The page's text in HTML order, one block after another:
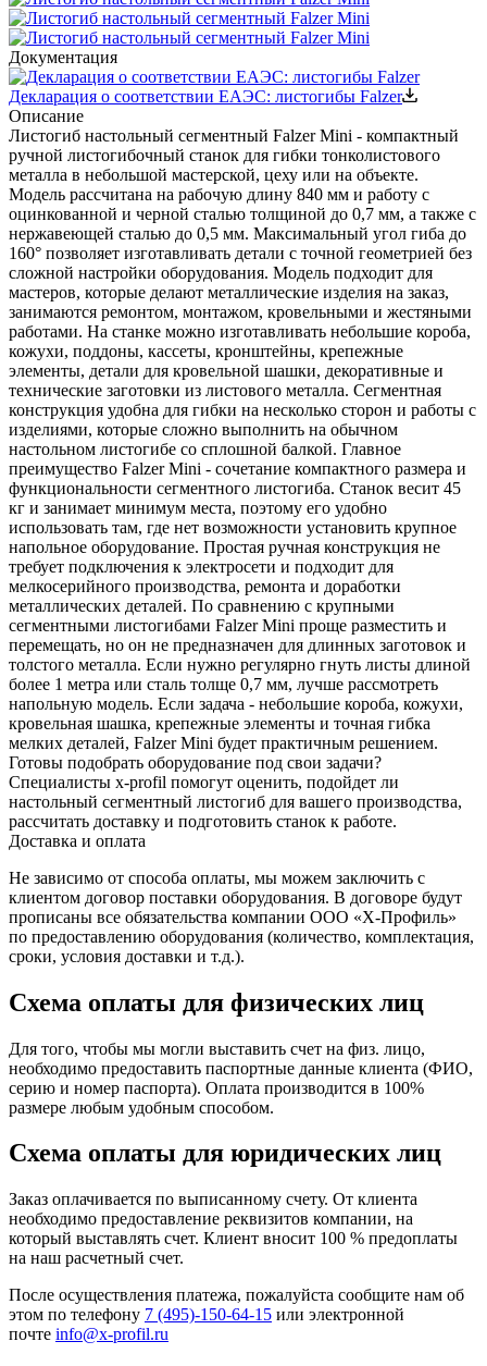
Документация
Декларация о соответствии ЕАЭС: листогибы Falzer
Описание
Листогиб настольный сегментный Falzer Mini - компактный
ручной листогибочный станок для гибки тонколистового
металла в небольшой мастерской, цеху или на объекте.
Модель рассчитана на рабочую длину 840 мм и работу с
оцинкованной и черной сталью толщиной до 0,7 мм, а также с
нержавеющей сталью до 0,5 мм. Максимальный угол гиба до
160° позволяет изготавливать детали с точной геометрией без
сложной настройки оборудования. Модель подходит для
мастеров, которые делают металлические изделия на заказ,
занимаются ремонтом, монтажом, кровельными и жестяными
работами. На станке можно изготавливать небольшие короба,
кожухи, поддоны, кассеты, кронштейны, крепежные
элементы, детали для кровельной шашки, декоративные и
технические заготовки из листового металла. Сегментная
конструкция удобна для гибки на несколько сторон и работы с
изделиями, которые сложно выполнить на обычном
настольном листогибе со сплошной балкой. Главное
преимущество Falzer Mini - сочетание компактного размера и
функциональности сегментного листогиба. Станок весит 45
кг и занимает минимум места, поэтому его удобно
использовать там, где нет возможности установить крупное
напольное оборудование. Простая ручная конструкция не
требует подключения к электросети и подходит для
мелкосерийного производства, ремонта и доработки
металлических деталей. По сравнению с крупными
сегментными листогибами Falzer Mini проще разместить и
перемещать, но он не предназначен для длинных заготовок и
толстого металла. Если нужно регулярно гнуть листы длиной
более 1 метра или сталь толще 0,7 мм, лучше рассмотреть
напольную модель. Если задача - небольшие короба, кожухи,
кровельная шашка, крепежные элементы и точная гибка
мелких деталей, Falzer Mini будет практичным решением.
Готовы подобрать оборудование под свои задачи?
Специалисты x-profil помогут оценить, подойдет ли
настольный сегментный листогиб для вашего производства,
рассчитать доставку и подготовить станок к работе.
Доставка и оплата
Не зависимо от способа оплаты, мы можем заключить с
клиентом договор поставки оборудования. В договоре будут
прописаны все обязательства компании ООО «Х-Профиль»
по предоставлению оборудования (количество, комплектация,
сроки, условия доставки и т.д.).
Схема оплаты для физических лиц
Для того, чтобы мы могли выставить счет на физ. лицо,
необходимо предоставить паспортные данные клиента (ФИО,
серию и номер паспорта). Оплата производится в 100%
размере любым удобным способом.
Схема оплаты для юридических лиц
Заказ оплачивается по выписанному счету. От клиента
необходимо предоставление реквизитов компании, на
который выставлять счет. Клиент вносит 100 % предоплаты
на наш расчетный счет.
После осуществления платежа, пожалуйста сообщите нам об
этом по телефону 7 (495)-150-64-15 или электронной
почте info@x-profil.ru